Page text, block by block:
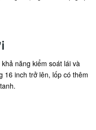
năng kiểm soát lái và
16 inch trở lên, lốp có thêm